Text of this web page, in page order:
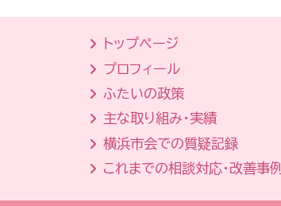
トップページ
プロフィール
ふたいの政策
主な取り組み・実績
横浜市会での質疑記録
これまでの相談対応・改善事例